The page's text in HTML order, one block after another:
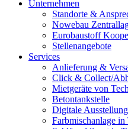
Unternehmen
Standorte &
Nowebau
Eurobaustoff
Stellenangebote
Services
Anlieferung &
Click & Collect/
Mietgeräte von
Betontankstelle
Digitale Ausstellung
Farbmischanlage in